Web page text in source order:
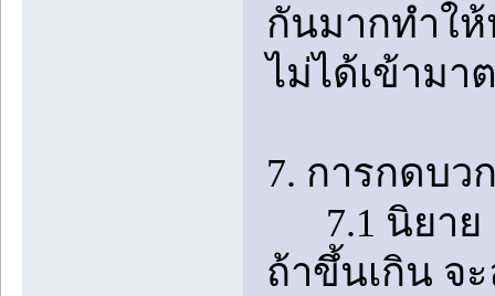
กันมากทำใ
ไม่ได้เข้ามา
7. การกดบว
7.1 นิยาย
ถ้าขึ้นเกิน จ